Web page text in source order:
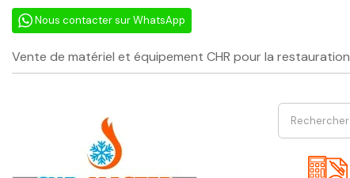
Nous contacter sur WhatsApp
Vente de matériel et équipement CHR pour la restauration